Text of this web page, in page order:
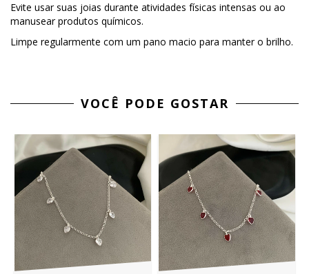
Evite usar suas joias durante atividades físicas intensas ou ao
manusear produtos químicos.
Limpe regularmente com um pano macio para manter o brilho.
VOCÊ PODE GOSTAR